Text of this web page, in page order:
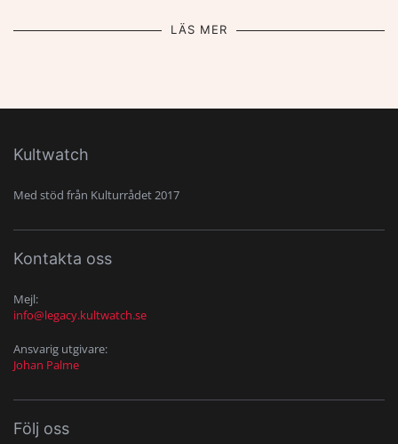
LÄS MER
Kultwatch
Med stöd från Kulturrådet 2017
Kontakta oss
Mejl:
info@legacy.kultwatch.se
Ansvarig utgivare:
Johan Palme
Följ oss